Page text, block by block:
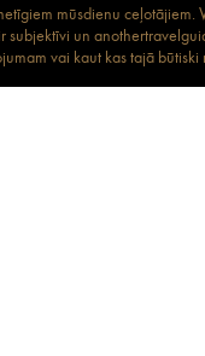
mūsdienu
subjektīvi un
vai kaut kas tajā